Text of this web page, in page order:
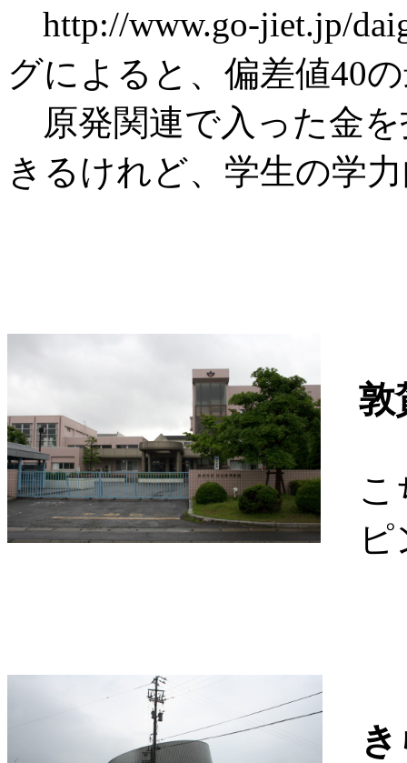
http://www.go-jiet.jp/
グによると、偏差値40
原発関連で入った金
きるけれど、学生の学
敦
こ
ピ